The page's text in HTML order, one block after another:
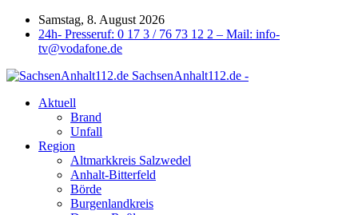
Samstag, 8. August 2026
24h- Presseruf: 0 17 3 / 76 73 12 2 – Mail: info-
tv@vodafone.de
SachsenAnhalt112.de -
Aktuell
Brand
Unfall
Region
Altmarkkreis Salzwedel
Anhalt-Bitterfeld
Börde
Burgenlandkreis